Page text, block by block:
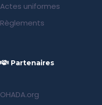
Actes uniformes
Règlements
Partenaires
OHADA.org